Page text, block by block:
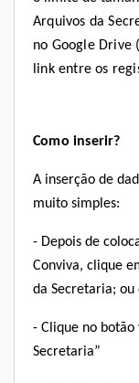
Arquivos da
no Google Drive
link entre os
Como inserir?
A inserção de
muito simples:
- Depois de
Conviva, clique
da Secretaria;
- Clique no botão
Secretaria”